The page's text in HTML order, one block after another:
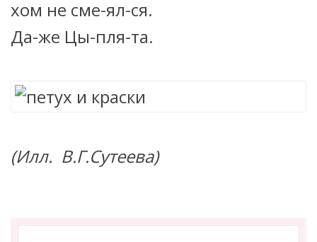
хом не сме-ял-ся.
Да-же Цы-пля-та.
(Илл. В.Г.Сутеева)